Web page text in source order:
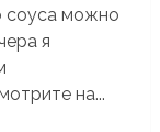
соуса можно
я
на...